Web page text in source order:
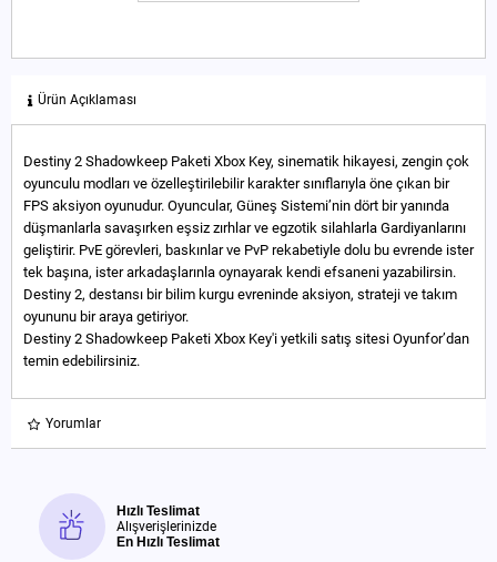
Ürün Açıklaması
Destiny 2 Shadowkeep Paketi Xbox Key, sinematik hikayesi, zengin çok
oyunculu modları ve özelleştirilebilir karakter sınıflarıyla öne çıkan bir
FPS aksiyon oyunudur. Oyuncular, Güneş Sistemi’nin dört bir yanında
düşmanlarla savaşırken eşsiz zırhlar ve egzotik silahlarla Gardiyanlarını
geliştirir. PvE görevleri, baskınlar ve PvP rekabetiyle dolu bu evrende ister
tek başına, ister arkadaşlarınla oynayarak kendi efsaneni yazabilirsin.
Destiny 2, destansı bir bilim kurgu evreninde aksiyon, strateji ve takım
oyununu bir araya getiriyor.
Destiny 2 Shadowkeep Paketi Xbox Key'i yetkili satış sitesi Oyunfor’dan
temin edebilirsiniz.
Yorumlar
Hızlı Teslimat
Alışverişlerinizde
En Hızlı Teslimat